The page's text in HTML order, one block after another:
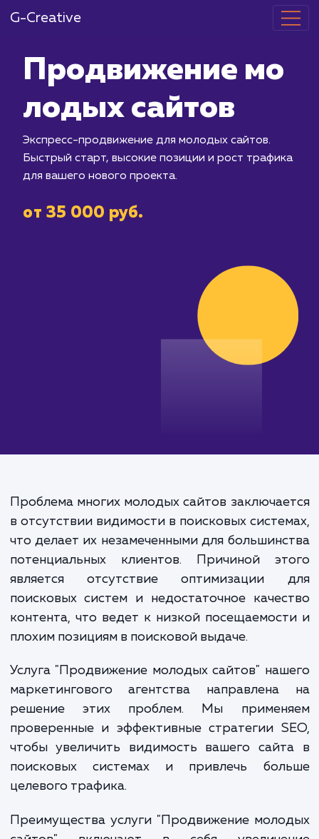
G-Creative
лодых
Быстрый старт, высокие позиции и
от 35 000 руб.
Проблема многих молодых сайтов
в отсутствии видимости в поисковых
что делает их незамеченными для
потенциальных клиентов. Причиной
является отсутствие оптимизации
поисковых систем и недостаточное
контента, что ведет к низкой
плохим позициям в поисковой выдаче.
Услуга "Продвижение молодых сайтов"
маркетингового агентства
решение этих проблем. Мы
чтобы увеличить видимость вашего